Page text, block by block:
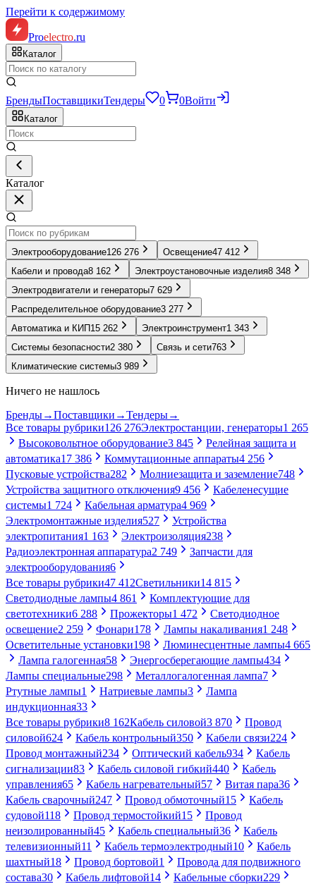
Перейти к содержимому
Proelectro.ru
Каталог
БрендыПоставщикиТендеры 0 0Войти
Каталог
Каталог
Электрооборудование126 276 Освещение47 412
Кабели и провода8 162 Электроустановочные изделия8 348
Электродвигатели и генераторы7 629
Распределительное оборудование3 277
Автоматика и КИП 15 262 Электроинструмент1 343
Системы безопасности2 380 Связь и сети763
Климатические системы3 989
Ничего не нашлось
Бренды→Поставщики →Тендеры→
Все товары рубрики126 276Электростанции, генераторы1 265
Высоковольтное оборудование3 845
Релейная защита и
автоматика17 386 Коммутационные аппараты4 256
Пусковые устройства282 Молниезащита и заземление748
Устройства защитного отключения9 456
Кабеленесущие
системы1 724 Кабельная арматура4 969
Электромонтажные изделия527
Устройства
электропитания1 163 Электроизоляция238
Радиоэлектронная аппаратура2 749
Запчасти для
электрооборудования6
Все товары рубрики47 412Светильники14 815
Светодиодные лампы4 861
Комплектующие для
светотехники6 288 Прожекторы1 472
Светодиодное
освещение2 259 Фонари178 Лампы накаливания1 248
Осветительные установки198 Люминесцентные лампы4 665
Лампа галогенная58 Энергосберегающие лампы434
Лампы специальные298 Металлогалогенная лампа7
Ртутные лампы1 Натриевые лампы3
Лампа
индукционная33
Все товары рубрики8 162Кабель силовой3 870
Провод
силовой624 Кабель контрольный350 Кабели связи224
Провод монтажный234 Оптический кабель934
Кабель
сигнализации83 Кабель силовой гибкий440
Кабель
управления65 Кабель нагревательный57 Витая пара36
Кабель сварочный247 Провод обмоточный15
Кабель
судовой118 Провод термостойкий15
Провод
неизолированный45 Кабель специальный36
Кабель
телевизионный11 Кабель термоэлектродный10
Кабель
шахтный18 Провод бортовой1
Провода для подвижного
состава30 Кабель лифтовой14 Кабельные сборки229